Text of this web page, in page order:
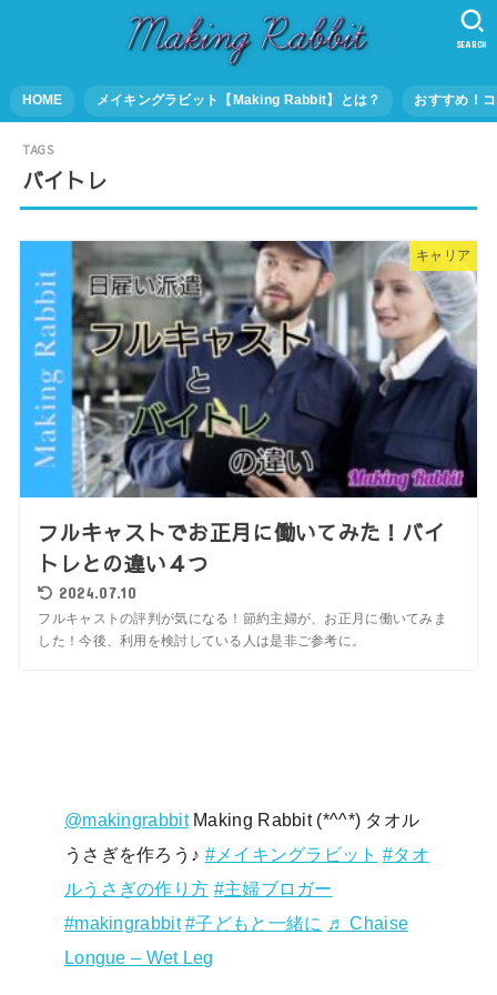
HOME メイキングラビット【Making Rabbit】とは？ おすすめ！
SEARCH
バイトレ
キャリア
フルキャストでお正月に働いてみた！バイ
トレとの違い４つ
2024.07.10
フルキャストの評判が気になる！節約主婦が、お正月に働いてみま
した！今後、利用を検討している人は是非ご参考に。
@makingrabbitMaking Rabbit (*^^*) タオル
うさぎを作ろう♪ #メイキングラビット #タオ
ルうさぎの作り方 #主婦ブロガー
#makingrabbit #子どもと一緒に
♬ Chaise
Longue – Wet Leg